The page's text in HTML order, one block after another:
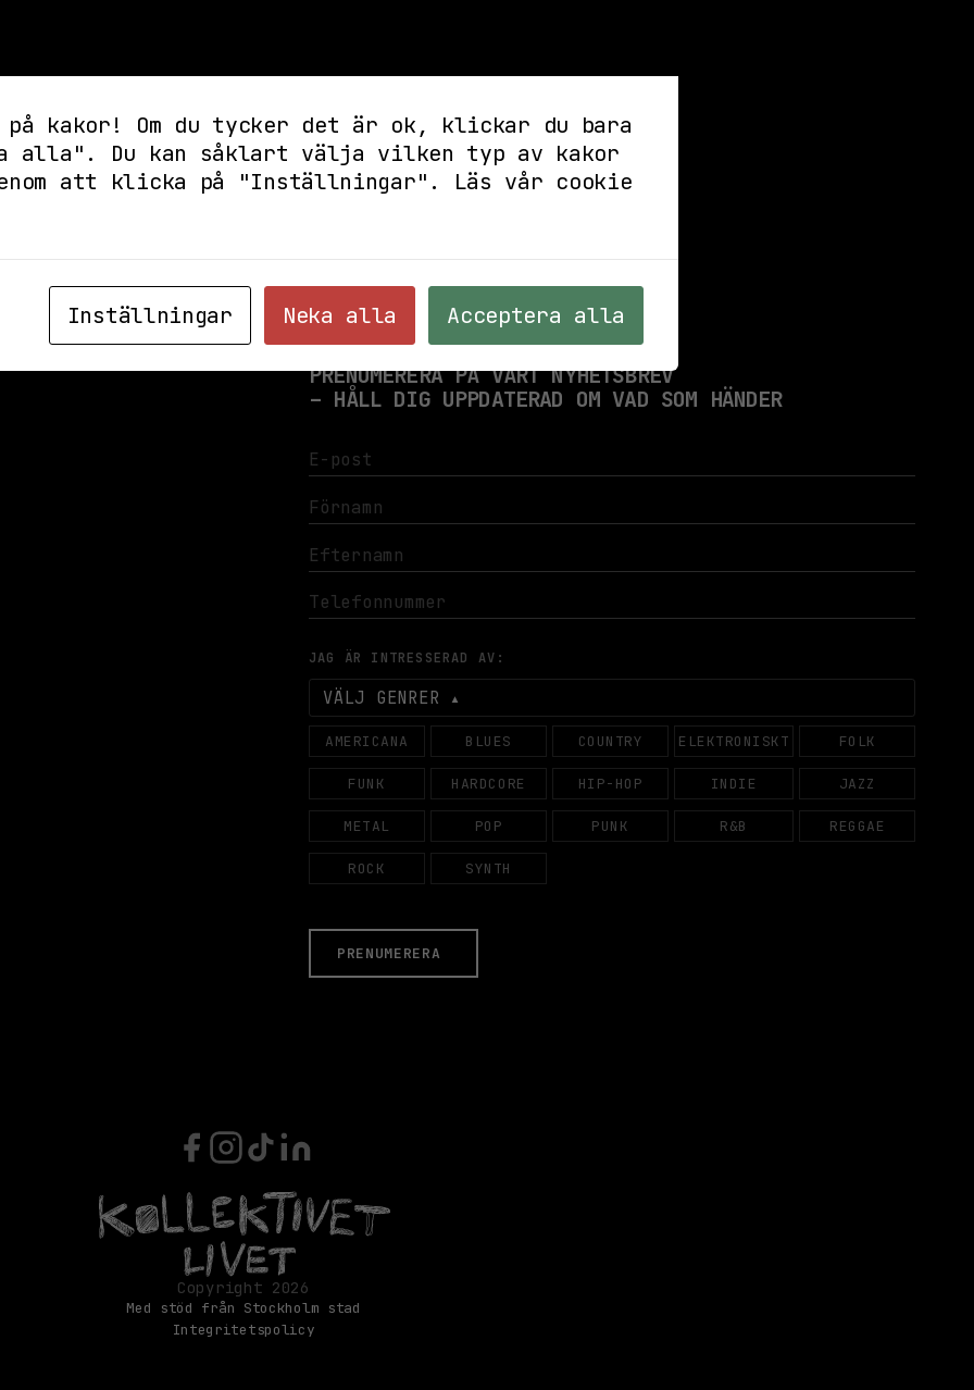
PRENUMERERA PÅ VÅRT NYHETSBREV
– HÅLL DIG UPPDATERAD OM VAD SOM HÄNDER
JAG ÄR INTRESSERAD AV:
VÄLJ GENRER
AMERICANA BLUES COUNTRY ELEKTRONISKT FOLK
FUNK HARDCORE HIP-HOP INDIE JAZZ
METAL POP PUNK R&B REGGAE
ROCK SYNTH
PRENUMERERA
Med stöd från Stockholm stad
Integritetspolicy
på kakor! Om du tycker det är ok, klickar du bara
alla". Du kan såklart välja vilken typ av kakor
att klicka på "Inställningar". Läs vår cookie
Inställningar Neka alla Acceptera alla